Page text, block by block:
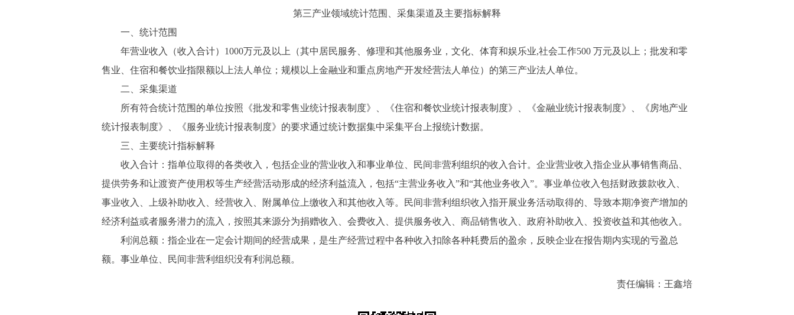
第三产业领域统计范围、采集渠道及主要指标解释
一、统计范围
年营业收入（收入合计）1000万元及以上（其中居民服务、修理和其他服务业，文化、体育和娱乐业,社会工作500 万元及以上；批发和零
售业、住宿和餐饮业指限额以上法人单位；规模以上金融业和重点房地产开发经营法人单位）的第三产业法人单位。
二、采集渠道
所有符合统计范围的单位按照《批发和零售业统计报表制度》、《住宿和餐饮业统计报表制度》、《金融业统计报表制度》、《房地产业
统计报表制度》、《服务业统计报表制度》的要求通过统计数据集中采集平台上报统计数据。
三、主要统计指标解释
收入合计：指单位取得的各类收入，包括企业的营业收入和事业单位、民间非营利组织的收入合计。企业营业收入指企业从事销售商品、
提供劳务和让渡资产使用权等生产经营活动形成的经济利益流入，包括“主营业务收入”和“其他业务收入”。事业单位收入包括财政拨款收入、
事业收入、上级补助收入、经营收入、附属单位上缴收入和其他收入等。民间非营利组织收入指开展业务活动取得的、导致本期净资产增加的
经济利益或者服务潜力的流入，按照其来源分为捐赠收入、会费收入、提供服务收入、商品销售收入、政府补助收入、投资收益和其他收入。
利润总额：指企业在一定会计期间的经营成果，是生产经营过程中各种收入扣除各种耗费后的盈余，反映企业在报告期内实现的亏盈总
额。事业单位、民间非营利组织没有利润总额。
责任编辑：王鑫培